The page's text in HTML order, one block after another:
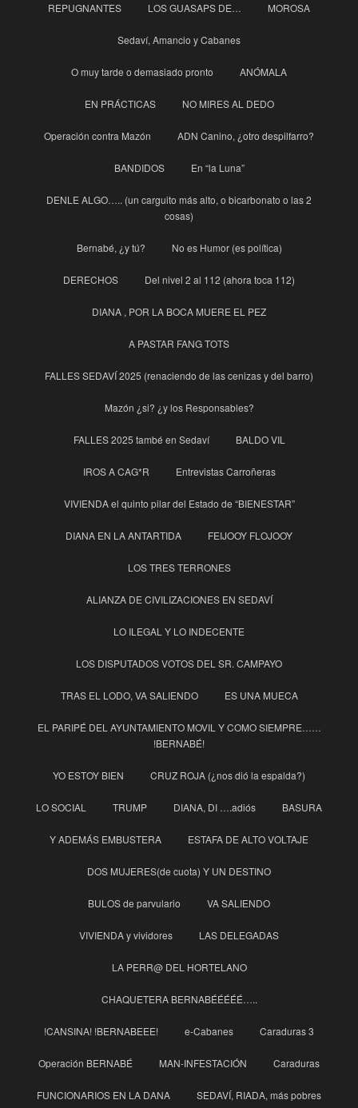
REPUGNANTES LOS GUASAPS DE… MOROSA
Sedaví, Amancio y Cabanes
O muy tarde o demasiado pronto ANÓMALA
EN PRÁCTICAS NO MIRES AL DEDO
Operación contra Mazón ADN Canino, ¿otro despilfarro?
BANDIDOS En “la Luna”
DENLE ALGO….. (un carguito más alto, o bicarbonato o las 2
cosas)
Bernabé, ¿y tú? No es Humor (es política)
DERECHOS Del nivel 2 al 112 (ahora toca 112)
DIANA , POR LA BOCA MUERE EL PEZ
A PASTAR FANG TOTS
FALLES SEDAVÍ 2025 (renaciendo de las cenizas y del barro)
Mazón ¿si? ¿y los Responsables?
FALLES 2025 també en Sedaví BALDO VIL
IROS A CAG*R Entrevistas Carroñeras
VIVIENDA el quinto pilar del Estado de “BIENESTAR”
DIANA EN LA ANTARTIDA FEIJOOY FLOJOOY
LOS TRES TERRONES
ALIANZA DE CIVILIZACIONES EN SEDAVÍ
LO ILEGAL Y LO INDECENTE
LOS DISPUTADOS VOTOS DEL SR. CAMPAYO
TRAS EL LODO, VA SALIENDO ES UNA MUECA
EL PARIPÉ DEL AYUNTAMIENTO MOVIL Y COMO SIEMPRE……
!BERNABÉ!
YO ESTOY BIEN CRUZ ROJA (¿nos dió la espalda?)
LO SOCIAL TRUMP DIANA, DI ….adiós BASURA
Y ADEMÁS EMBUSTERA ESTAFA DE ALTO VOLTAJE
DOS MUJERES(de cuota) Y UN DESTINO
BULOS de parvulario VA SALIENDO
VIVIENDA y vividores LAS DELEGADAS
LA PERR@ DEL HORTELANO
CHAQUETERA BERNABÉÉÉÉÉ…..
!CANSINA! !BERNABEEE! e-Cabanes Caraduras 3
Operación BERNABÉ MAN-INFESTACIÓN Caraduras
FUNCIONARIOS EN LA DANA SEDAVÍ, RIADA, más pobres